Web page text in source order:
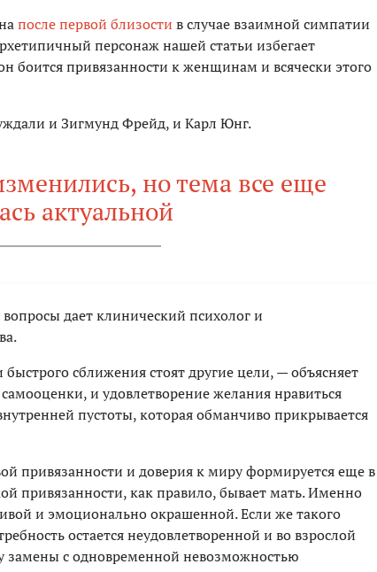
после первой близости в случае взаимной симпатии
персонаж нашей статьи избегает
боится привязанности к женщинам и всячески этого
и Зигмунд Фрейд, и Карл Юнг.
но тема все еще
актуальной
дает клинический психолог и
сближения стоят другие цели, — объясняет
и удовлетворение желания нравиться
пустоты, которая обманчиво прикрывается
привязанности и доверия к миру формируется еще в
привязанности, как правило, бывает мать. Именно
и эмоционально окрашенной. Если же такого
остается неудовлетворенной и во взрослой
замены с одновременной невозможностью